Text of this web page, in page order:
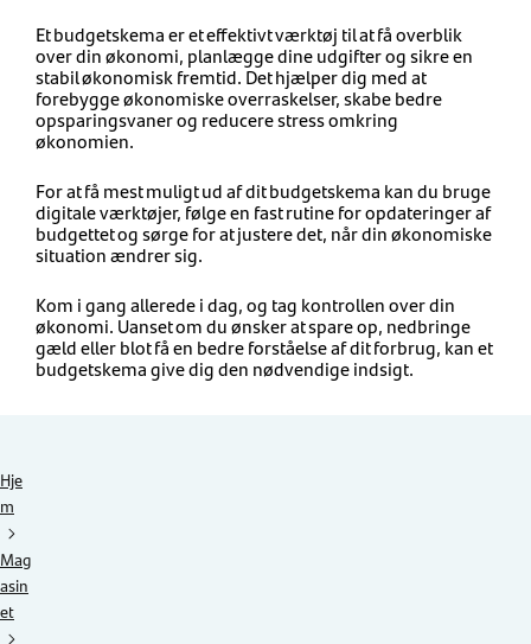
Et budgetskema er et effektivt værktøj til at få overblik
over din økonomi, planlægge dine udgifter og sikre en
stabil økonomisk fremtid. Det hjælper dig med at
forebygge økonomiske overraskelser, skabe bedre
opsparingsvaner og reducere stress omkring
økonomien.
For at få mest muligt ud af dit budgetskema kan du bruge
digitale værktøjer, følge en fast rutine for opdateringer af
budgettet og sørge for at justere det, når din økonomiske
situation ændrer sig.
Kom i gang allerede i dag, og tag kontrollen over din
økonomi. Uanset om du ønsker at spare op, nedbringe
gæld eller blot få en bedre forståelse af dit forbrug, kan et
budgetskema give dig den nødvendige indsigt.
Hje
m
Mag
asin
et